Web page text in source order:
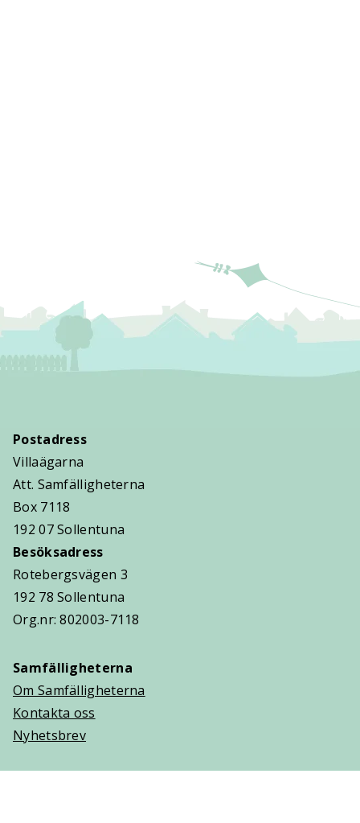
Postadress
Villaägarna
Att. Samfälligheterna
Box 7118
192 07 Sollentuna
Besöksadress
Rotebergsvägen 3
192 78 Sollentuna
Org.nr: 802003-7118
Samfälligheterna
Om Samfälligheterna
Kontakta oss
Nyhetsbrev